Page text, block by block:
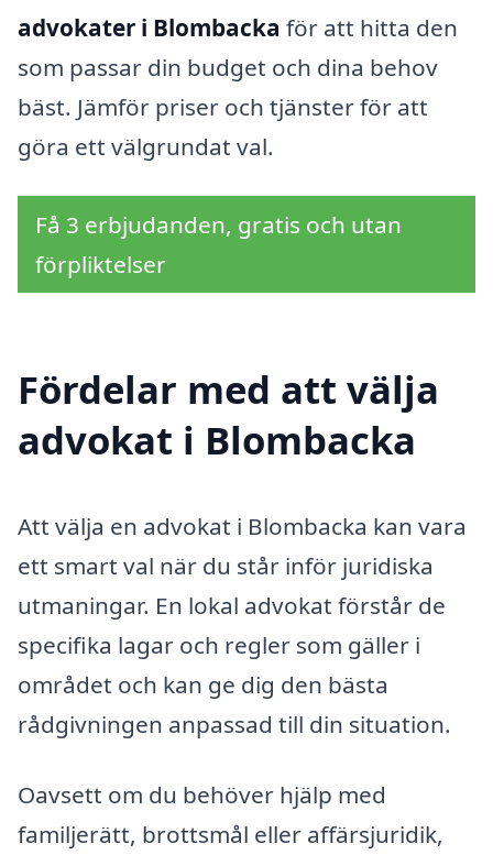
advokater i Blombacka för att hitta den
som passar din budget och dina behov
bäst. Jämför priser och tjänster för att
göra ett välgrundat val.
Få 3 erbjudanden, gratis och utan
förpliktelser
Fördelar med att välja
advokat i Blombacka
Att välja en advokat i Blombacka kan vara
ett smart val när du står inför juridiska
utmaningar. En lokal advokat förstår de
specifika lagar och regler som gäller i
området och kan ge dig den bästa
rådgivningen anpassad till din situation.
Oavsett om du behöver hjälp med
familjerätt, brottsmål eller affärsjuridik,